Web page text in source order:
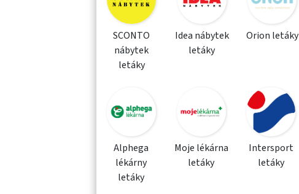
SCONTO
nábytek
letáky
Idea nábytek
letáky
Orion letáky
Alphega
lékárny
letáky
Moje lékárna
letáky
Intersport
letáky